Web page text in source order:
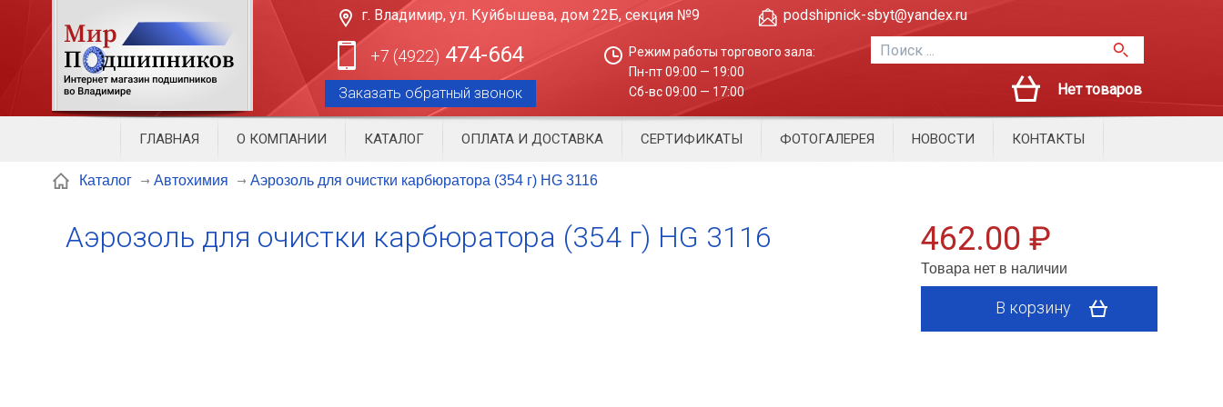
podshipnick-sbyt@yandex.ru
г. Владимир, ул. Куйбышева, дом 22Б, секция №9
+7 (4922) 474-664
Режим работы торгового зала:
Пн-пт 09:00 — 19:00
Сб-вс 09:00 — 17:00
Заказать обратный звонок Нет товаров
ГЛАВНАЯ О КОМПАНИИ КАТАЛОГ ОПЛАТА И ДОСТАВКА СЕРТИФИКАТЫ ФОТОГАЛЕРЕЯ НОВОСТИ КОНТАКТЫ
Каталог Автохимия Аэрозоль для очистки карбюратора (354 г) HG 3116
Аэрозоль для очистки карбюратора (354 г) HG 3116 462.00 ₽
Товара нет в наличии
В корзину